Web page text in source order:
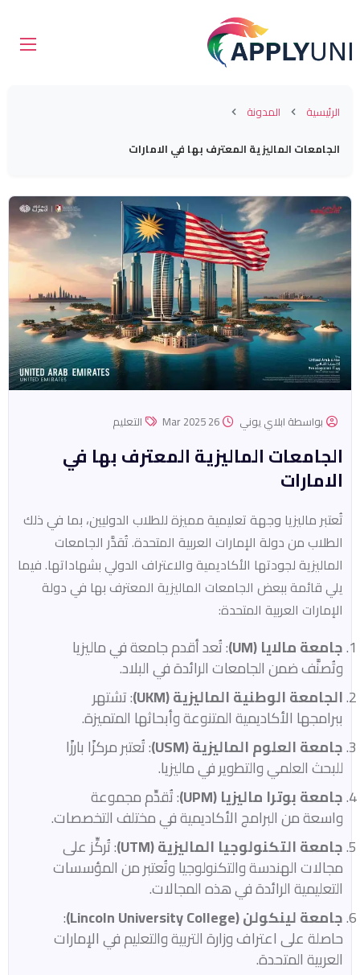
الرئيسية
المدونة
الجامعات الماليزية المعترف بها في الامارات
بواسطة ابلاي يوني 26 Mar 2025 التعليم
الجامعات الماليزية المعترف بها في
الامارات
تُعتبر ماليزيا وجهة تعليمية مميزة للطلاب الدوليين، بما في ذلك
الطلاب من دولة الإمارات العربية المتحدة. تُقدَّر الجامعات
الماليزية لجودتها الأكاديمية والاعتراف الدولي بشهاداتها. فيما
يلي قائمة ببعض الجامعات الماليزية المعترف بها في دولة
الإمارات العربية المتحدة:​
جامعة مالايا (UM) : تُعد أقدم جامعة في ماليزيا
وتُصنَّف ضمن الجامعات الرائدة في البلاد.​
الجامعة الوطنية الماليزية (UKM)
: تشتهر
ببرامجها الأكاديمية المتنوعة وأبحاثها المتميزة.​
جامعة العلوم الماليزية (USM)
: تُعتبر مركزًا بارزًا
للبحث العلمي والتطوير في ماليزيا.​
جامعة بوترا ماليزيا (UPM)
: تُقدِّم مجموعة
واسعة من البرامج الأكاديمية في مختلف التخصصات.​
جامعة التكنولوجيا الماليزية (UTM)
: تُركِّز على
مجالات الهندسة والتكنولوجيا وتُعتبر من المؤسسات
التعليمية الرائدة في هذه المجالات.​
جامعة لينكولن (Lincoln University College)
:
حاصلة على اعتراف وزارة التربية والتعليم في الإمارات
العربية المتحدة.​